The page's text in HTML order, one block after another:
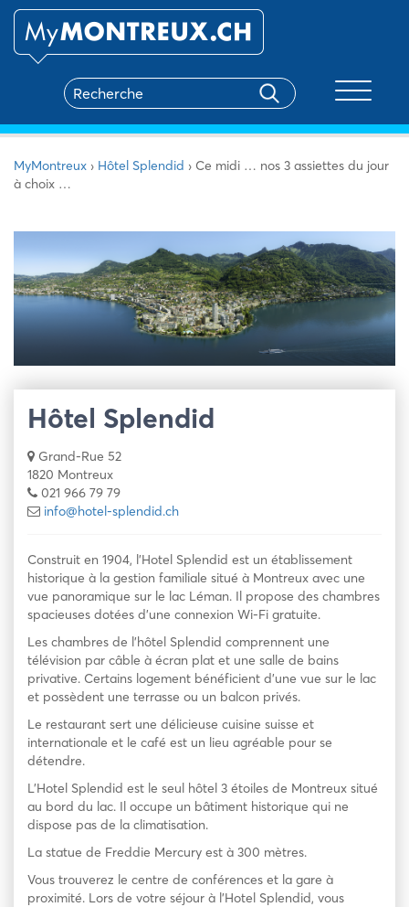
MyMontreux › Hôtel Splendid › Ce midi … nos 3 assiettes du jour
à choix …
Hôtel Splendid
Grand-Rue 52
1820 Montreux
021 966 79 79
info@hotel-splendid.ch
Construit en 1904, l’Hotel Splendid est un établissement
historique à la gestion familiale situé à Montreux avec une
vue panoramique sur le lac Léman. Il propose des chambres
spacieuses dotées d’une connexion Wi-Fi gratuite.
Les chambres de l’hôtel Splendid comprennent une
télévision par câble à écran plat et une salle de bains
privative. Certains logement bénéficient d’une vue sur le lac
et possèdent une terrasse ou un balcon privés.
Le restaurant sert une délicieuse cuisine suisse et
internationale et le café est un lieu agréable pour se
détendre.
L’Hotel Splendid est le seul hôtel 3 étoiles de Montreux situé
au bord du lac. Il occupe un bâtiment historique qui ne
dispose pas de la climatisation.
La statue de Freddie Mercury est à 300 mètres.
Vous trouverez le centre de conférences et la gare à
proximité. Lors de votre séjour à l’Hotel Splendid, vous